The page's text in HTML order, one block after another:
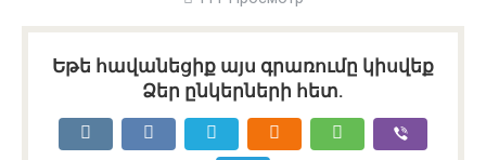
Եթե հավանեցիք այս գրառումը կիսվեք
Ձեր ընկերների հետ.